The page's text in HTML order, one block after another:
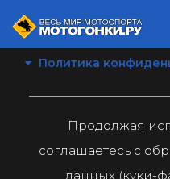
Политика
Продолжая
соглашаетесь с
данных (куки-